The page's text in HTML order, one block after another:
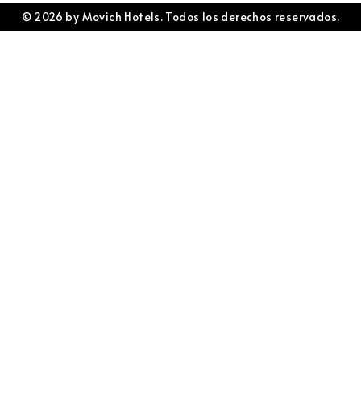
© 2026 by Movich Hotels. Todos los derechos reservados.